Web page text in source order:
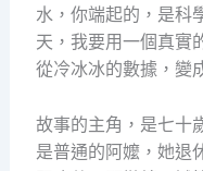
水，你端起的，是科
天，我要用一個真
從冷冰冰的數據，變
故事的主角，是七十
是普通的阿嬤，她退